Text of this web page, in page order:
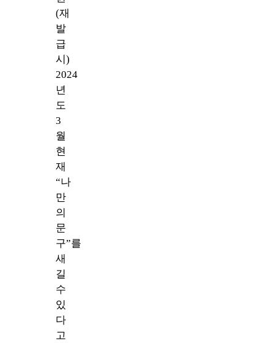
(재
발
급
시)
2024
년
도
3
월
현
재
“나
만
의
문
구”를
새
길
수
있
다
고